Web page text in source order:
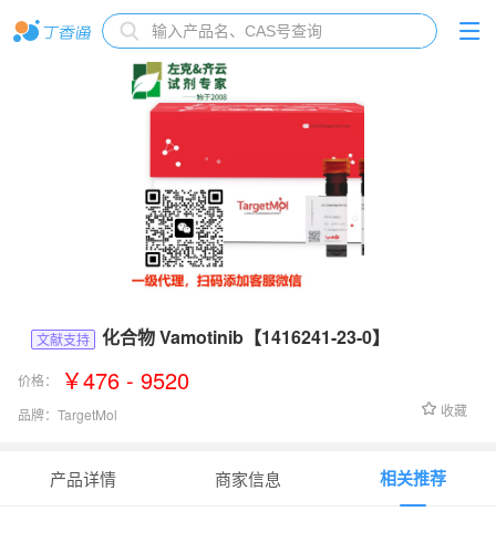
文献支持 化合物 Vamotinib【1416241-23-0】
价格： ￥476 - 9520
品牌： TargetMol 收藏
产品详情 商家信息 相关推荐